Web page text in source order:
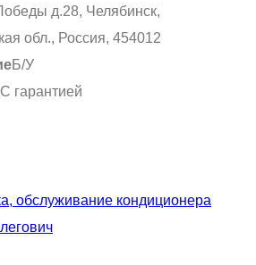
д.28, Челябинск,
обл., Россия, 454012
Б/У
С гарантией